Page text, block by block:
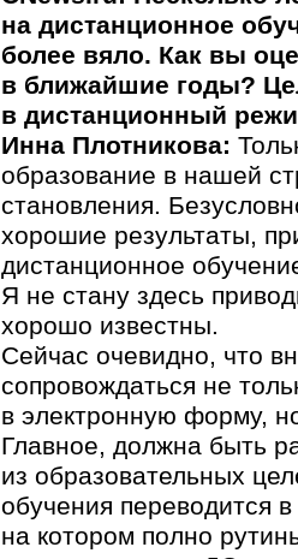
на дистанционное
более вяло. Как вы
в ближайшие годы?
в дистанционный
Инна Плотникова:
образование в нашей
становления.
хорошие результаты,
дистанционное
Я не стану здесь
хорошо известны.
Сейчас очевидно, что
сопровождаться не
в электронную форму,
Главное, должна быть
из образовательных
обучения переводится
на котором полно